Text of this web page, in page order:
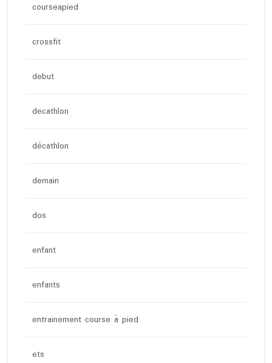
courseapied
crossfit
debut
decathlon
décathlon
demain
dos
enfant
enfants
entrainement course à pied
ets